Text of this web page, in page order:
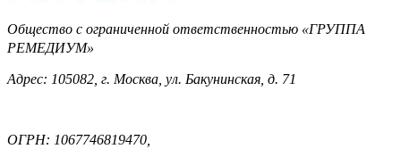
Общество с ограниченной ответственностью «ГРУППА
РЕМЕДИУМ»
Адрес: 105082, г. Москва, ул. Бакунинская, д. 71
ОГРН: 1067746819470,